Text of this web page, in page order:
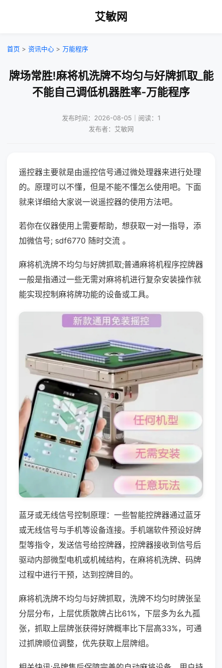
艾敏网
首页 > 资讯中心 > 万能程序
牌场常胜!麻将机洗牌不均匀与好牌抓取_能
不能自己调低机器胜率-万能程序
发布时间：2026-08-05｜阅读：1
发布者：艾敏网
遥控器主要就是由遥控信号通过微处理器来进行处理
的。原理可以不懂，但是不能不懂怎么使用吧。下面
就来详细给大家说一说遥控器的使用方法吧。
若你在仪器使用上需要帮助，想获取一对一指导，添
加微信号; sdf6770 随时交流 。
麻将机洗牌不均匀与好牌抓取;普通麻将机程序控牌器
一般是指通过一些无需对麻将机进行复杂安装操作就
能实现控制麻将牌功能的设备或工具。
蓝牙或无线信号控制原理：一些智能控牌器通过蓝牙
或无线信号与手机等设备连接。手机端软件预设好牌
型等指令，发送信号给控牌器，控牌器接收到信号后
驱动内部微型电机或机械结构，在麻将机洗牌、码牌
过程中进行干预，达到控牌目的。
麻将机洗牌不均匀与好牌抓取，洗牌不均匀时牌张呈
分层分布，上层优质散牌占比61%，下层多为幺九孤
张，抓取上层牌张获得好牌概率比下层高33%，可通
过抓牌顺位调整，优先获取上层牌组。